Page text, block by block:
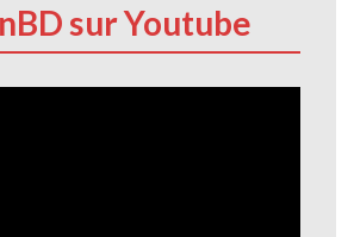
sur Youtube